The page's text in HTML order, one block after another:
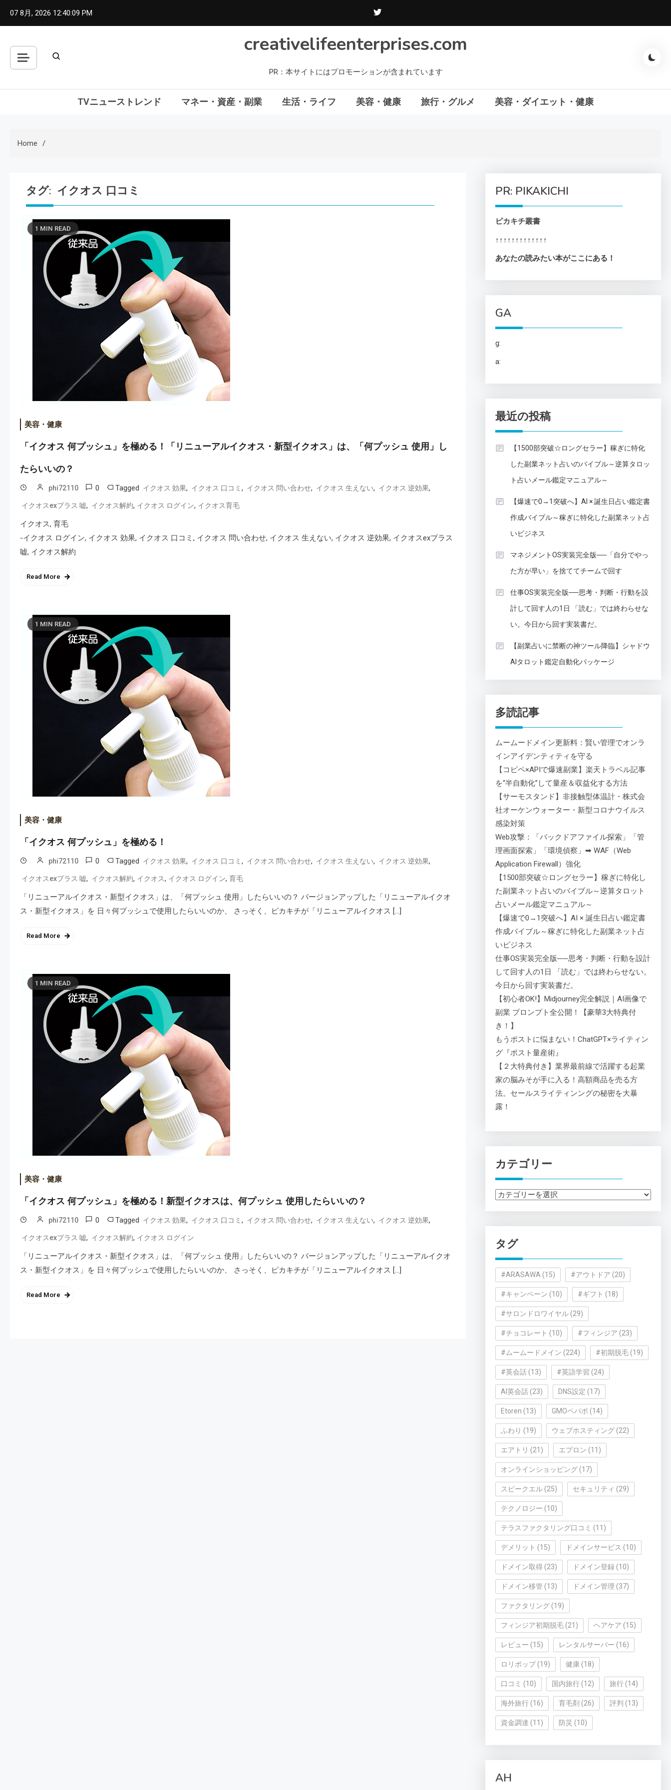
07 8月, 2026 12:40:10 PM
creativelifeenterprises.com
PR：本サイトにはプロモーションが含まれています
TVニューストレンド マネー・資産・副業 生活・ライフ 美容・健康 旅行・グルメ 美容・ダイエット・健康
Home
タグ: イクオス 口コミ
1 MIN READ
美容・健康
「イクオス 何プッシュ」を極める！「リニューアルイクオス・新型イクオス」は、「何プッシュ 使用」し
たらいいの？
phi72110 0 Tagged イクオス 効果, イクオス 口コミ , イクオス 問い合わせ, イクオス 生えない, イクオス 逆効果,
イクオスexプラス 嘘, イクオス解約, イクオス ログイン, イクオス育毛
イクオス, 育毛
-イクオス ログイン, イクオス 効果, イクオス 口コミ, イクオス 問い合わせ, イクオス 生えない, イクオス 逆効果, イクオスexプラス
嘘, イクオス解約
Read More
1 MIN READ
美容・健康
「イクオス 何プッシュ」を極める！
phi72110 0 Tagged イクオス 効果, イクオス 口コミ , イクオス 問い合わせ, イクオス 生えない, イクオス 逆効果,
イクオスexプラス 嘘, イクオス解約, イクオス, イクオス ログイン, 育毛
「リニューアルイクオス・新型イクオス」は、「何プッシュ 使用」したらいいの？ バージョンアップした「リニューアルイクオ
ス・新型イクオス」を 日々何プッシュで使用したらいいのか、 さっそく、ピカキチが「リニューアルイクオス […]
Read More
1 MIN READ
美容・健康
「イクオス 何プッシュ」を極める！新型イクオスは、何プッシュ 使用したらいいの？
phi72110 0 Tagged イクオス 効果, イクオス 口コミ , イクオス 問い合わせ, イクオス 生えない, イクオス 逆効果,
イクオスexプラス 嘘, イクオス解約, イクオス ログイン
「リニューアルイクオス・新型イクオス」は、「何プッシュ 使用」したらいいの？ バージョンアップした「リニューアルイクオ
ス・新型イクオス」を 日々何プッシュで使用したらいいのか、 さっそく、ピカキチが「リニューアルイクオス […]
Read More
PR: PIKAKICHI
ピカキチ叢書
↑↑↑↑↑↑↑↑↑↑↑↑↑
あなたの読みたい本がここにある！
GA
g:
a:
最近の投稿
【1500部突破☆ロングセラー】稼ぎに特化
した副業ネット占いのバイブル～逆算タロッ
ト占いメール鑑定マニュアル～
【爆速で0→1突破へ】AI × 誕生日占い鑑定書
作成バイブル～稼ぎに特化した副業ネット占
いビジネス
マネジメントOS実装完全版──「自分でやっ
た方が早い」を捨ててチームで回す
仕事OS実装完全版──思考・判断・行動を設
計して回す人の1日 「読む」では終わらせな
い。今日から回す実装書だ。
【副業占いに禁断の神ツール降臨】シャドウ
AIタロット鑑定自動化パッケージ
多読記事
ムームードメイン更新料：賢い管理でオンラ
インアイデンティティを守る
【コピペ×APIで爆速副業】楽天トラベル記事
を“半自動化”して量産＆収益化する方法
【サーモスタンド】非接触型体温計・株式会
社オーケンウォーター・新型コロナウイルス
感染対策
Web攻撃：「バックドアファイル探索」「管
理画面探索」「環境偵察」➡ WAF（Web
Application Firewall）強化
【1500部突破☆ロングセラー】稼ぎに特化し
た副業ネット占いのバイブル～逆算タロット
占いメール鑑定マニュアル～
【爆速で0→1突破へ】AI × 誕生日占い鑑定書
作成バイブル～稼ぎに特化した副業ネット占
いビジネス
仕事OS実装完全版──思考・判断・行動を設計
して回す人の1日 「読む」では終わらせない。
今日から回す実装書だ。
【初心者OK!】Midjourney完全解説｜AI画像で
副業 プロンプト全公開！【豪華3大特典付
き！】
もうポストに悩まない！ChatGPT×ライティン
グ『ポスト量産術』
【２大特典付き】業界最前線で活躍する起業
家の脳みそが手に入る！高額商品を売る方
法。セールスライティンングの秘密を大暴
露！
カテゴリー
カ
ー
タグ
#ARASAWA (15) #アウトドア (20)
#キャンペーン (10) #ギフト (18)
#サロンドロワイヤル(29)
#チョコレート (10) #フィンジア (23)
#ムームードメイン (224) #初期脱毛(19)
#英会話(13) #英語学習 (24)
AI英会話(23) DNS設定 (17)
Etoren (13) GMOペパボ (14)
ふわり (19) ウェブホスティング(22)
エアトリ (21) エプロン (11)
オンラインショッピング(17)
スピークエル(25) セキュリティ (29)
テクノロジー (10)
テラスファクタリング口コミ (11)
デメリット (15) ドメインサービス (10)
ドメイン取得(23) ドメイン登録 (10)
ドメイン移管 (13) ドメイン管理 (37)
ファクタリング(19)
フィンジア初期脱毛(21) ヘアケア (15)
レビュー (15) レンタルサーバー (16)
ロリポップ(19) 健康(18)
口コミ (10) 国内旅行(12) 旅行(14)
海外旅行(16) 育毛剤 (26) 評判 (13)
資金調達 (11) 防災 (10)
AH